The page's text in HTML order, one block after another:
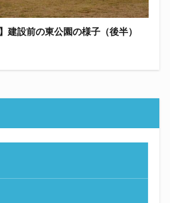
建設前の東公園の様子（後半）